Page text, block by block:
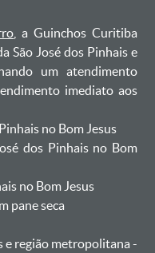
, a Guinchos Curitiba
São José dos Pinhais e
um atendimento
imediato aos
Pinhais no Bom Jesus
dos Pinhais no Bom
no Bom Jesus
pane seca
e região metropolitana -